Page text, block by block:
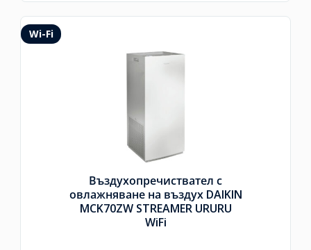
Wi-Fi
Въздухопречиствател с
овлажняване на въздух DAIKIN
MCK70ZW STREAMER URURU
WiFi